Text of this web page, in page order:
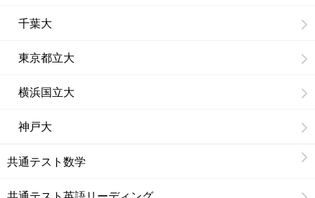
千葉大
東京都立大
横浜国立大
神戸大
共通テスト数学